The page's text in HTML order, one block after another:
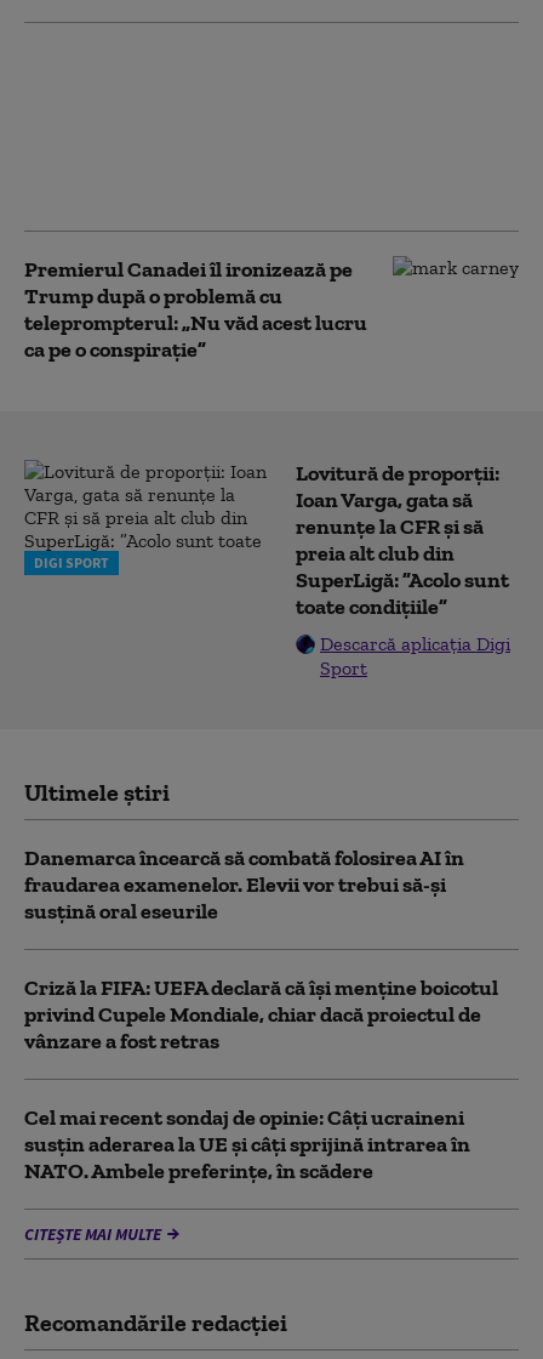
Premierul Canadei îl ironizează pe
Trump după o problemă cu
teleprompterul: „Nu văd acest lucru
ca pe o conspirație”
DIGI SPORT
Lovitură de proporții:
Ioan Varga, gata să
renunțe la CFR și să
preia alt club din
SuperLigă: ”Acolo sunt
toate condițiile”
Descarcă aplicația Digi
Sport
Ultimele știri
Danemarca încearcă să combată folosirea AI în
fraudarea examenelor. Elevii vor trebui să-şi
susţină oral eseurile
Criză la FIFA: UEFA declară că îşi menţine boicotul
privind Cupele Mondiale, chiar dacă proiectul de
vânzare a fost retras
Cel mai recent sondaj de opinie: Câți ucraineni
susțin aderarea la UE și câți sprijină intrarea în
NATO. Ambele preferințe, în scădere
CITEȘTE MAI MULTE
Recomandările redacţiei